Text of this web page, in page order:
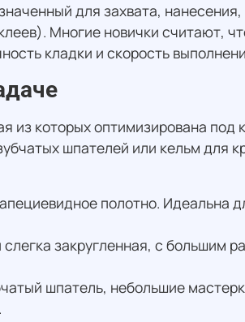
для захвата,
Многие новички считают,
кладки и скорость
которых оптимизирована
шпателей или кельм для
полотно. Идеальна
закругленная, с большим
шпатель, небольшие